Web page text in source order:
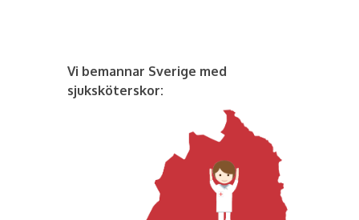
Vi bemannar Sverige med
sjuksköterskor: